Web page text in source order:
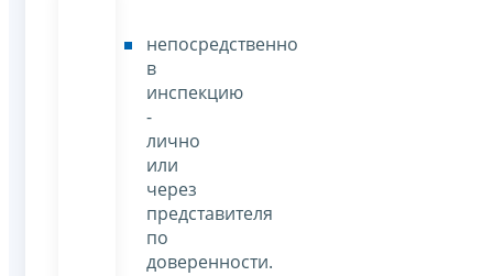
непосредственно
в
инспекцию
-
лично
или
через
представителя
по
доверенности.